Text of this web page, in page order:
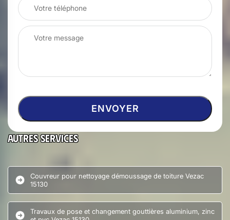
Autres services
Couvreur pour nettoyage démoussage de toiture Vezac
15130
Travaux de pose et changement gouttières aluminium, zinc